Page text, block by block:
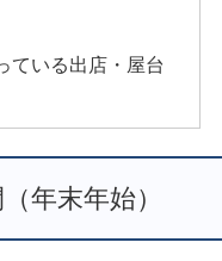
ている出店・屋台
年末年始）